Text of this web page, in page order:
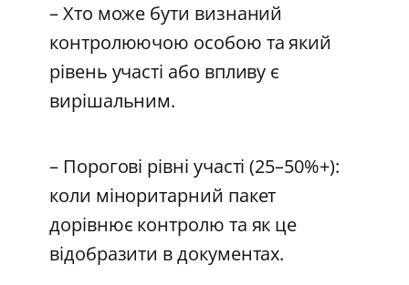
– Хто може бути визнаний
контролюючою особою та який
рівень участі або впливу є
вирішальним.
– Порогові рівні участі (25–50%+):
коли міноритарний пакет
дорівнює контролю та як це
відобразити в документах.